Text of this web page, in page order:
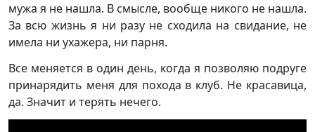
мужа я не нашла. В смысле, вообще никого не нашла.
За всю жизнь я ни разу не сходила на свидание, не
имела ни ухажера, ни парня.
Все меняется в один день, когда я позволяю подруге
принарядить меня для похода в клуб. Не красавица,
да. Значит и терять нечего.